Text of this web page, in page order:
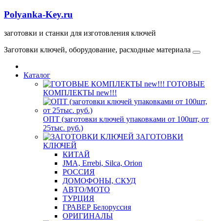
Polyanka-Key.ru
заготовки и станки для изготовления ключей
Заготовки ключей, оборудование, расходные материала
Каталог
ГОТОВЫЕ
КОМПЛЕКТЫ new!!!
ОПТ (заготовки ключей упаковками от 100шт, от
25тыс. руб.)
ЗАГОТОВКИ
КЛЮЧЕЙ
КИТАЙ
JMA, Errebi, Silca, Orion
РОССИЯ
ДОМОФОНЫ, СКУД
ABTO/МОТО
ТУРЦИЯ
ГРАВЕР Белоруссия
ОРИГИНАЛЫ